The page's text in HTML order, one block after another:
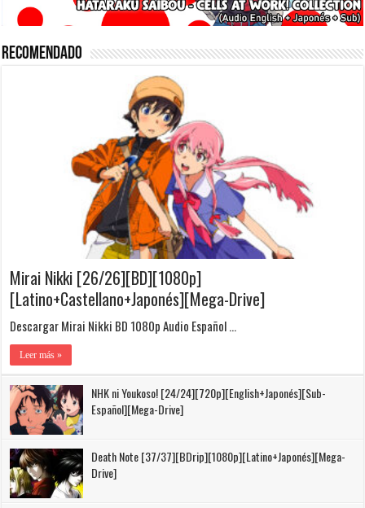
Recomendado
Mirai Nikki [26/26][BD][1080p]
[Latino+Castellano+Japonés][Mega-Drive]
Descargar Mirai Nikki BD 1080p Audio Español …
Leer más »
NHK ni Youkoso! [24/24][720p][English+Japonés][Sub-
Español][Mega-Drive]
Death Note [37/37][BDrip][1080p][Latino+Japonés][Mega-
Drive]